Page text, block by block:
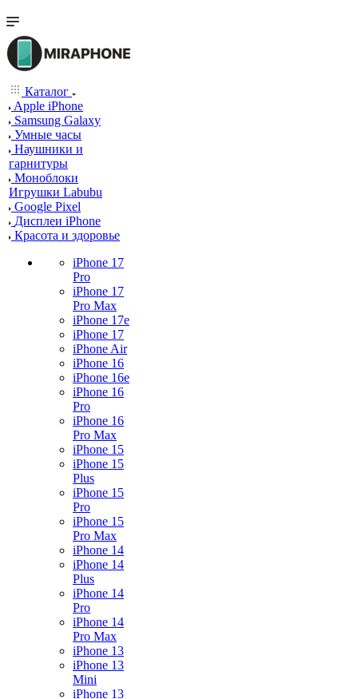
Каталог
Apple iPhone
Samsung Galaxy
Умные часы
Наушники и
гарнитуры
Моноблоки
Игрушки Labubu
Google Pixel
Дисплеи iPhone
Красота и здоровье
iPhone 17
Pro
iPhone 17
Pro Max
iPhone 17e
iPhone 17
iPhone Air
iPhone 16
iPhone 16e
iPhone 16
Pro
iPhone 16
Pro Max
iPhone 15
iPhone 15
Plus
iPhone 15
Pro
iPhone 15
Pro Max
iPhone 14
iPhone 14
Plus
iPhone 14
Pro
iPhone 14
Pro Max
iPhone 13
iPhone 13
Mini
iPhone 13